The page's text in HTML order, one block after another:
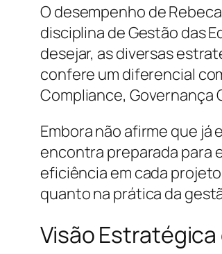
O desempenho de
disciplina de Gestão das
desejar, as diversas
confere um diferencial
Compliance,
Embora não afirme que
encontra preparada para
eficiência em cada
quanto na prática da
Visão